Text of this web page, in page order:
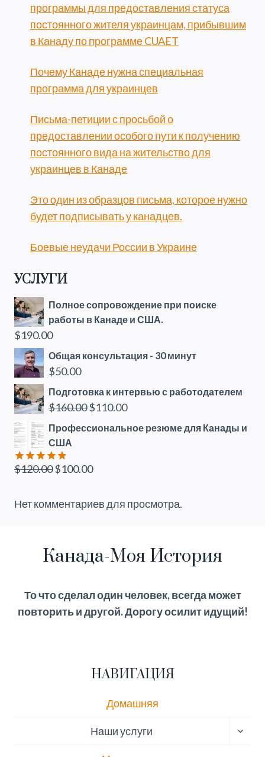
программы для предоставления статуса
постоянного жителя украинцам, прибывшим
в Канаду по программе CUAET
Почему Канаде нужна специальная
программа для украинцев
Письма-петиции с просьбой о
предоставлении особого пути к получению
постоянного вида на жительство для
украинцев в Канаде
Это один из образцов письма, которое нужно
будет подписывать у канадцев.
Боевые неудачи России в Украине
УСЛУГИ
Полное сопровождение при поиске
работы в Канаде и США.
$190.00
Общая консультация - 30 минут
$50.00
Подготовка к интервью с работодателем
$160.00 Первоначальная
цена
$110.00Текущая
цена:
Профессиональное резюме для Канады и
США
Оценка
$120.00 Первоначальная
составляла
$100.00Текущая
$100.00.
Нет комментариев для просмотра.
Канада-Моя История
То что сделал один человек, всегда может
повторить и другой. Дорогу осилит идущий!
НАВИГАЦИЯ
Домашняя
Наши услуги